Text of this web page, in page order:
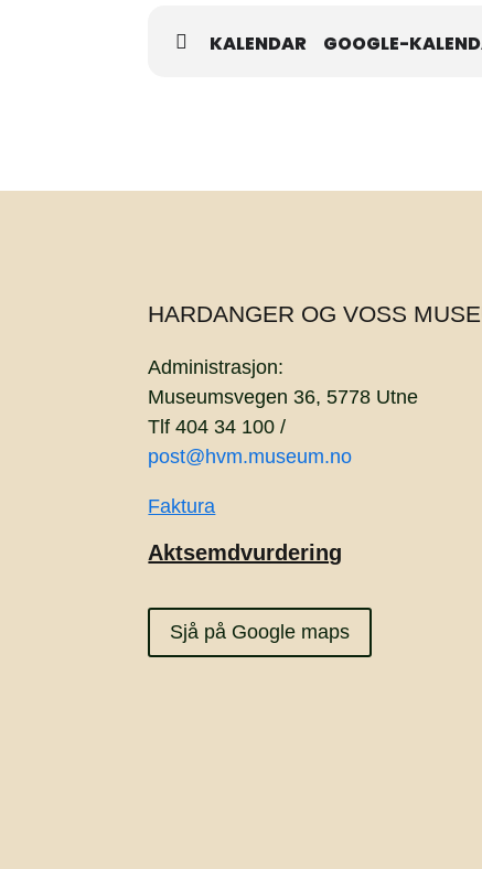
KALENDAR GOOGLE-
HARDANGER OG VOSS
Administrasjon:
Museumsvegen 36, 5778 Utne
Tlf 404 34 100 /
post@hvm.museum.no
Faktura
Aktsemdvurdering
Sjå på Google maps